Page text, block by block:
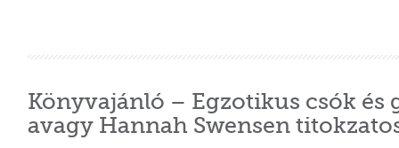
Könyvajánló – Egzotikus csók és
avagy Hannah Swensen